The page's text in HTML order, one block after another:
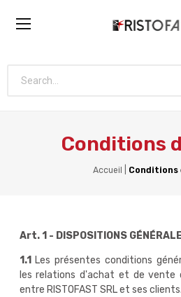
Search...
Conditions
Accueil Conditions
Art. 1 - DISPOSITIONS
1.1 Les présentes conditions
les relations d'achat et de vente
entre RISTOFAST SRL et ses clients.